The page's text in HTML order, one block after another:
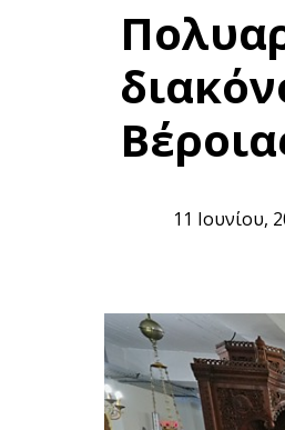
11 Ιουνίου,